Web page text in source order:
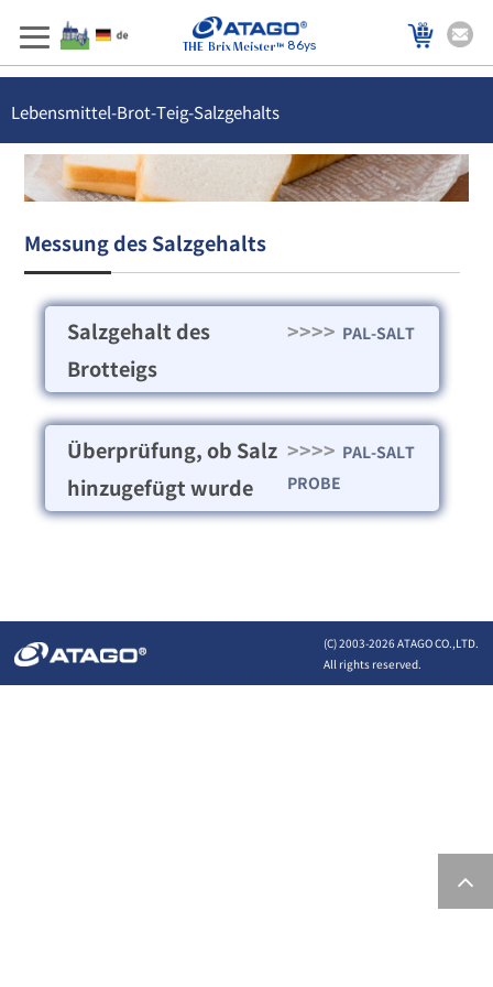
86ys
Lebensmittel-Brot-Teig-Salzgehalts
Messung des Salzgehalts
Salzgehalt des
Brotteigs
>>>> PAL-SALT
Überprüfung, ob Salz
hinzugefügt wurde
>>>> PAL-SALT
PROBE
(C) 2003-2026 ATAGO CO.,LTD.
All rights reserved.